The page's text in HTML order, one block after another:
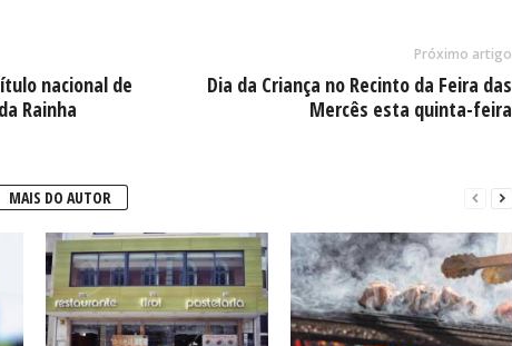
nacional de
Rainha
Próximo artigo
Dia da Criança no Recinto da Feira das
Mercês esta quinta-feira
MAIS DO AUTOR